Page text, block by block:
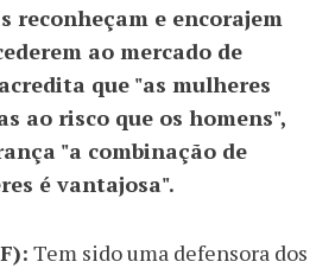
reconheçam e encorajem
ao mercado de
que "as mulheres
ao risco que os homens",
"a combinação de
é vantajosa".
Tem sido uma defensora dos